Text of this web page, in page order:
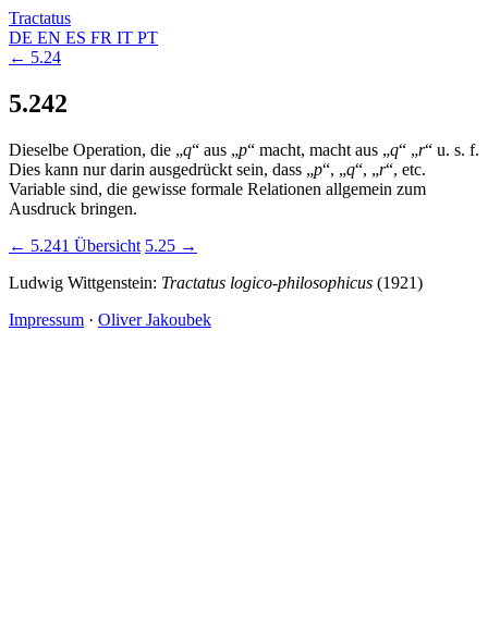
Tractatus
DE EN ES FR IT PT
← 5.24
5.242
Dieselbe Operation, die „q“ aus „p“ macht, macht aus „q“ „r“ u. s. f.
Dies kann nur darin ausgedrückt sein, dass „p“, „q“, „r“, etc.
Variable sind, die gewisse formale Relationen allgemein zum
Ausdruck bringen.
← 5.241 Übersicht 5.25 →
Ludwig Wittgenstein: Tractatus logico-philosophicus (1921)
Impressum · Oliver Jakoubek